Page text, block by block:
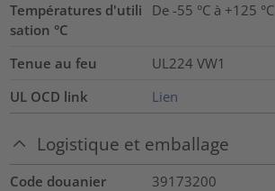
Températures d'utili
sation °C
De -55 °C à +125 °C
Tenue au feu
UL224 VW1
UL OCD link
Lien
Logistique et emballage
Code douanier
39173200